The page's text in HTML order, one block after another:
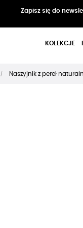
Zapisz się do
KOLEKCJE
Naszyjnik z pereł